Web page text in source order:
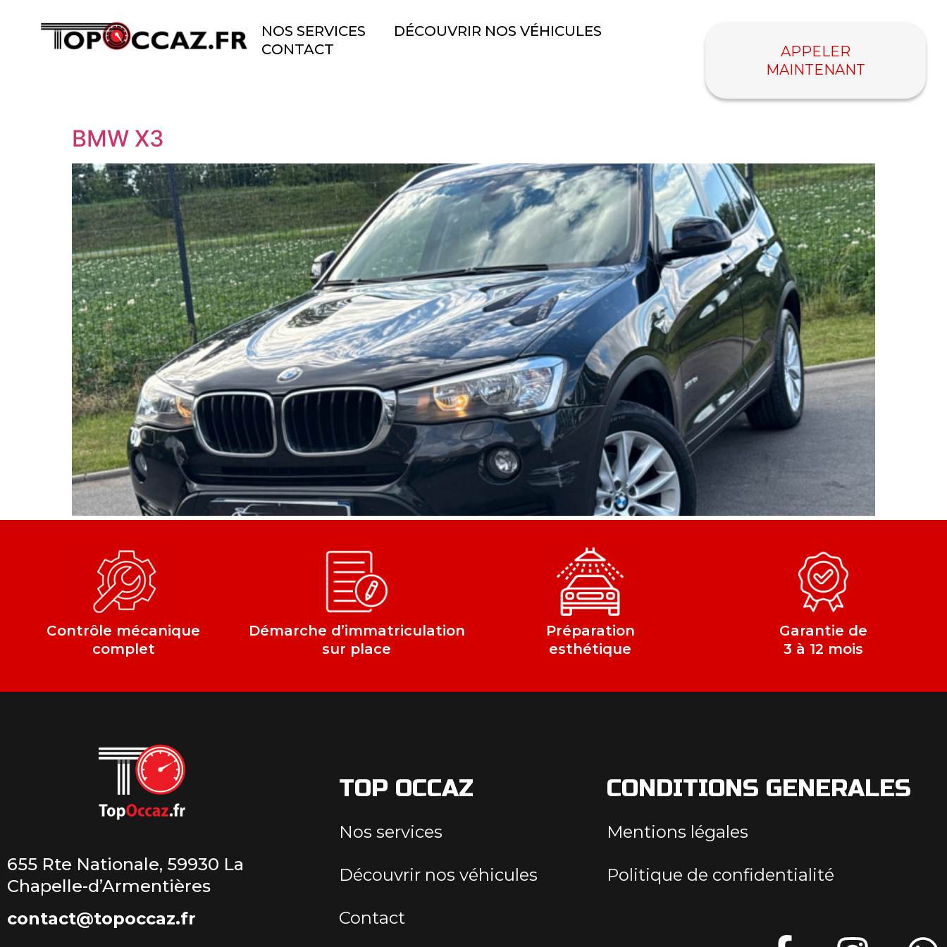
NOS SERVICES
DÉCOUVRIR NOS VÉHICULES
CONTACT
APPELER
MAINTENANT
BMW X3
Contrôle mécanique
complet
Démarche d’immatriculation
sur place
Préparation
esthétique
Garantie de
3 à 12 mois
655 Rte Nationale, 59930 La
Chapelle-d’Armentières
contact@topoccaz.fr
TOP OCCAZ
Nos services
Découvrir nos véhicules
Contact
CONDITIONS GENERALES
Mentions légales
Politique de confidentialité